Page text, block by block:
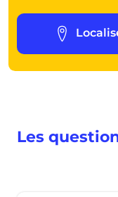
Les